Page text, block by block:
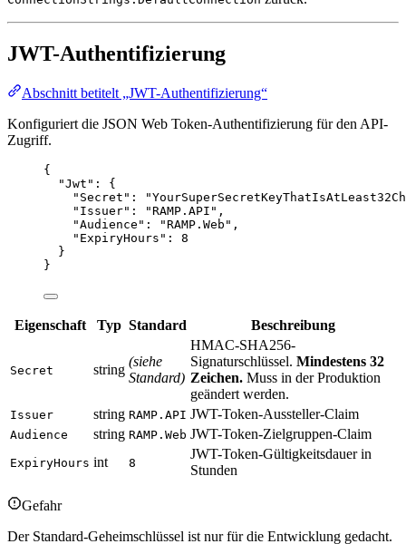
JWT-Authentifizierung
Abschnitt betitelt „JWT-Authentifizierung“
Konfiguriert die JSON Web Token-Authentifizierung für den API-
Zugriff.
{
"Jwt" : {
"Secret" : "
"Issuer" : "RAMP.API " ,
"Audience" : "RAMP.Web " ,
"ExpiryHours" : 8
}
}
Eigenschaft Typ Standard Beschreibung
Secret string
(siehe
Standard)
HMAC-SHA256-
Signaturschlüssel. Mindestens 32
Zeichen. Muss in der Produktion
geändert werden.
Issuer string RAMP.API JWT-Token-Aussteller-Claim
Audience string RAMP.Web JWT-Token-Zielgruppen-Claim
ExpiryHours int 8
JWT-Token-Gültigkeitsdauer in
Stunden
Gefahr
Der Standard-Geheimschlüssel ist nur für die Entwicklung gedacht.